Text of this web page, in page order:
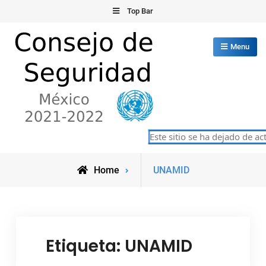
content
Top Bar
Consejo de Seguridad de las
Naciones Unidas
Menu
Este sitio se ha dejado de
Home
Posts
UNAMID
Etiqueta: UNAMID